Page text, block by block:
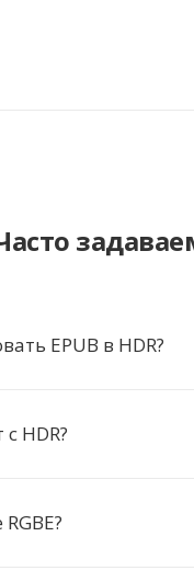
EPUB в HDR?
HDR?